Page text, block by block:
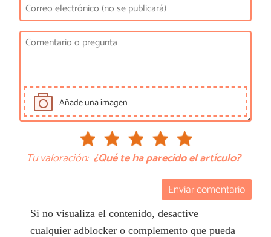
Añade una imagen
Tu valoración: ¿Qué te ha parecido el artículo?
Enviar comentario
Si no visualiza el contenido, desactive
cualquier adblocker o complemento que pueda